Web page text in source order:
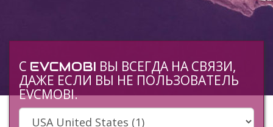
C EVCMOBI ВЫ ВСЕГДА НА СВЯЗИ,
ДАЖЕ ЕСЛИ ВЫ НЕ ПОЛЬЗОВАТЕЛЬ
EVCMOBI.